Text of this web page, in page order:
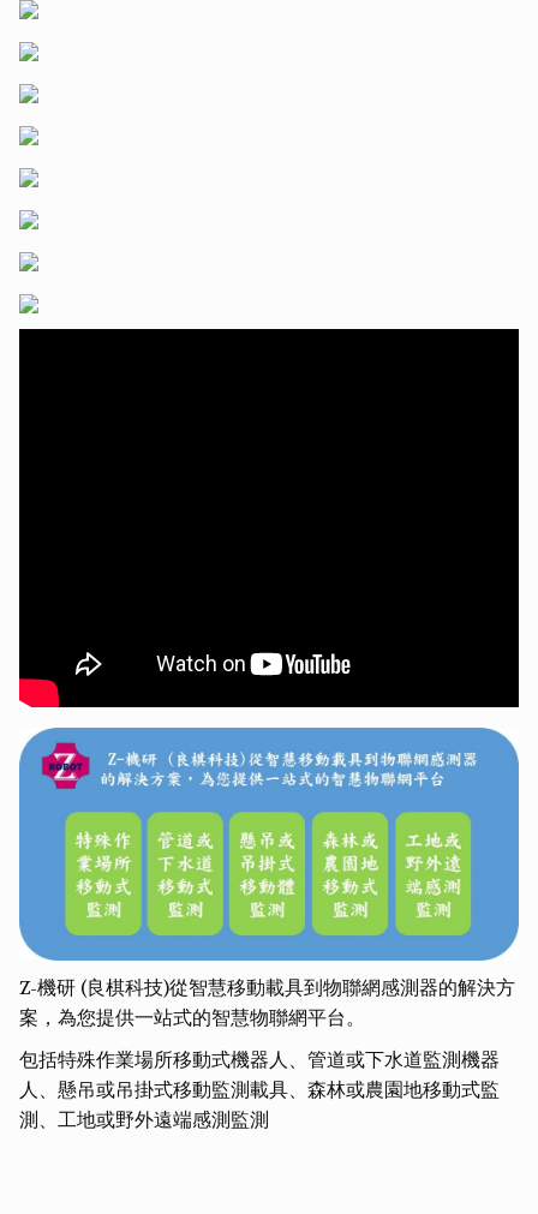
Z-機研 (良棋科技)從智慧移動載具到物聯網感測器的解決方
案，為您提供一站式的智慧物聯網平台。
包括特殊作業場所移動式機器人、管道或下水道監測機器
人、懸吊或吊掛式移動監測載具、森林或農園地移動式監
測、工地或野外遠端感測監測